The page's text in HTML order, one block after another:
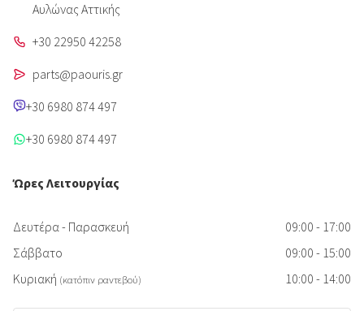
Aυλώνας Αττικής
+30 22950 42258
parts@paouris.gr
+30 6980 874 497
+30 6980 874 497
Ώρες Λειτουργίας
Δευτέρα - Παρασκευή
09:00 - 17:00
Σάββατο
09:00 - 15:00
Κυριακή (κατόπιν ραντεβού) 10:00 - 14:00